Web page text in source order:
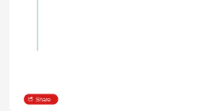
Share